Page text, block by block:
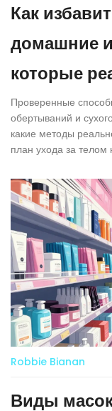
Как
домашние
которые
Проверенные
обертываний и
какие методы
план ухода за телом
Robbie Bianan
Виды